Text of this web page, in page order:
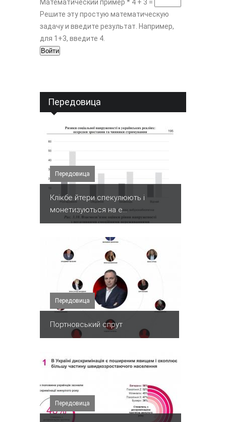
Математический пример * 4 + 3 =
Решите эту простую математическую
задачу и введите результат. Например,
для 1+3, введите 4.
Передовица
Передовица
Клікбе йтери спекулюють і
монетизуються на е...
Передовица
Портновський спрут
Передовица